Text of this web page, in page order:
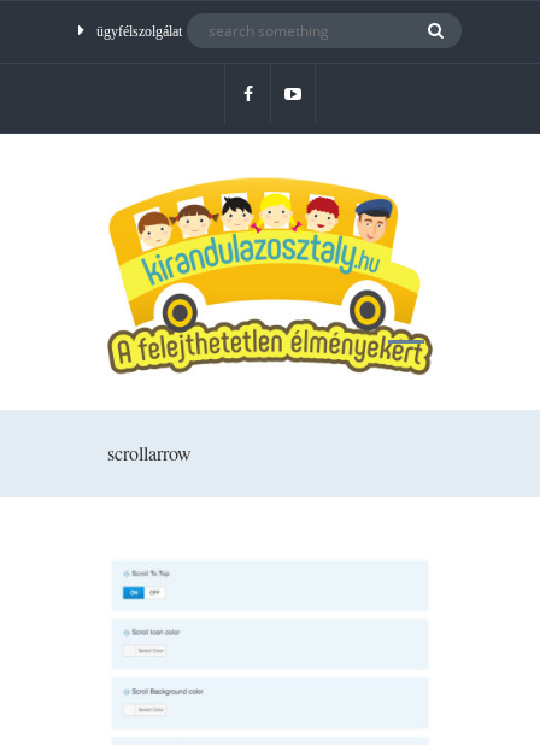
ügyfélszolgálat
scrollarrow